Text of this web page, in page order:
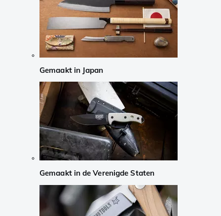
Gemaakt in Japan
Gemaakt in de Verenigde Staten